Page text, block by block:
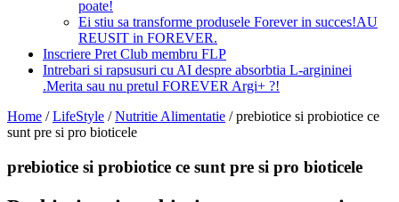
poate!
Ei stiu sa transforme produsele Forever in succes!AU
REUSIT in FOREVER.
Inscriere Pret Club membru FLP
Intrebari si rapsusuri cu AI despre absorbtia L-argininei
.Merita sau nu pretul FOREVER Argi+ ?!
Home / LifeStyle / Nutritie Alimentatie / prebiotice si probiotice ce
sunt pre si pro bioticele
prebiotice si probiotice ce sunt pre si pro bioticele